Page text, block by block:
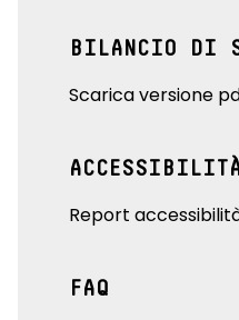
BILANCIO DI
Scarica versione
Report
FAQ